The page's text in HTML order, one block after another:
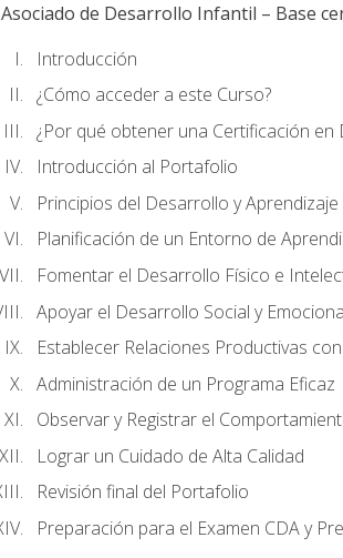
Asociado de Desarrollo Infantil – Base
Introducción
¿Cómo acceder a este Curso?
¿Por qué obtener una Certificación en
Introducción al Portafolio
Principios del Desarrollo y
Planificación de un Entorno de
Fomentar el Desarrollo Físico e
Apoyar el Desarrollo Social y
Establecer Relaciones Productivas
Administración de un Programa Eficaz
Observar y Registrar el
Lograr un Cuidado de Alta Calidad
Revisión final del Portafolio
Preparación para el Examen CDA y